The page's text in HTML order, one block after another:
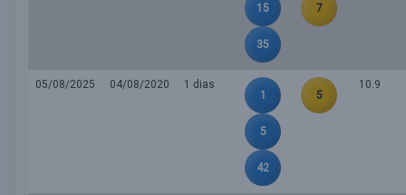
15
35
7
05/08/2025 04/08/2020
1 dias
1
5
42
5
10.9